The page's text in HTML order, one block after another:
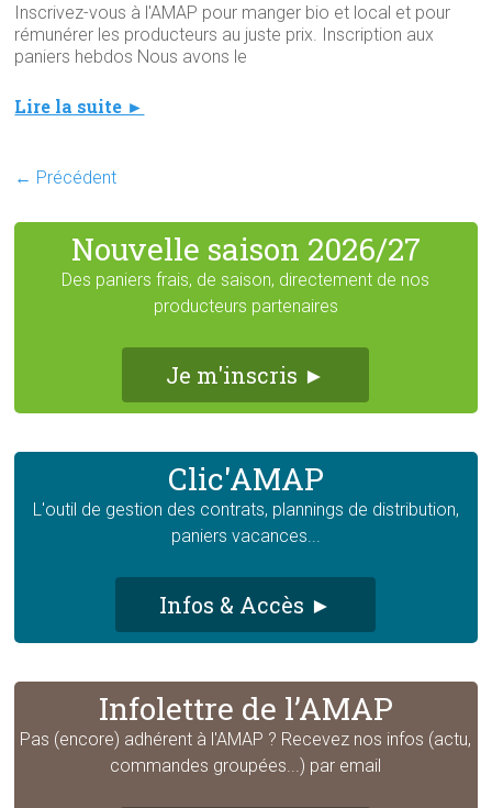
Inscrivez-vous à l'AMAP pour manger bio et local et pour
rémunérer les producteurs au juste prix. Inscription aux
paniers hebdos Nous avons le
Lire la suite ►
← Précédent
Nouvelle saison 2026/27
Des paniers frais, de saison, directement de nos
producteurs partenaires
Je m'inscris ►
Clic'AMAP
L'outil de gestion des contrats, plannings de distribution,
paniers vacances...
Infos & Accès ►
Infolettre de l’AMAP
Pas (encore) adhérent à l'AMAP ? Recevez nos infos (actu,
commandes groupées...) par email